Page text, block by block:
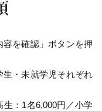
を確認」ボタンを押
生・未就学児それぞれ
：1名6,000円／小学